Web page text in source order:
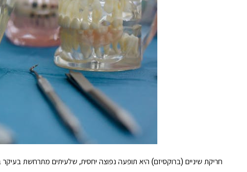
חריקת שיניים (ברוקסיזם) היא תופעה נפוצה יחסית, שלעיתים מתרחשת